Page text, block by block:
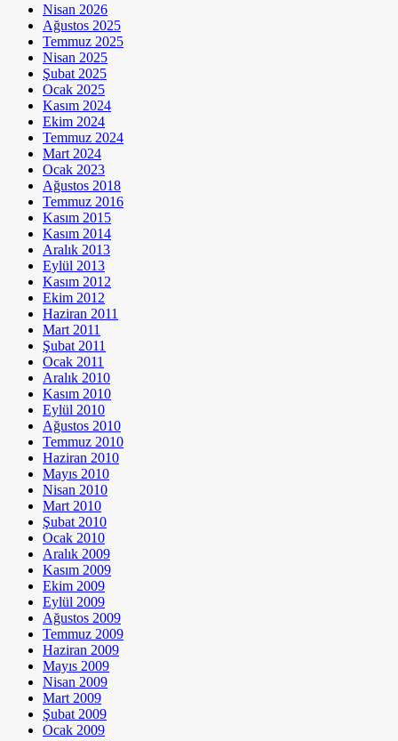
Nisan 2026
Ağustos 2025
Temmuz 2025
Nisan 2025
Şubat 2025
Ocak 2025
Kasım 2024
Ekim 2024
Temmuz 2024
Mart 2024
Ocak 2023
Ağustos 2018
Temmuz 2016
Kasım 2015
Kasım 2014
Aralık 2013
Eylül 2013
Kasım 2012
Ekim 2012
Haziran 2011
Mart 2011
Şubat 2011
Ocak 2011
Aralık 2010
Kasım 2010
Eylül 2010
Ağustos 2010
Temmuz 2010
Haziran 2010
Mayıs 2010
Nisan 2010
Mart 2010
Şubat 2010
Ocak 2010
Aralık 2009
Kasım 2009
Ekim 2009
Eylül 2009
Ağustos 2009
Temmuz 2009
Haziran 2009
Mayıs 2009
Nisan 2009
Mart 2009
Şubat 2009
Ocak 2009